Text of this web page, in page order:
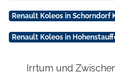
Renault Koleos in Schorndorf
Renault Koleos in
Irrtum und